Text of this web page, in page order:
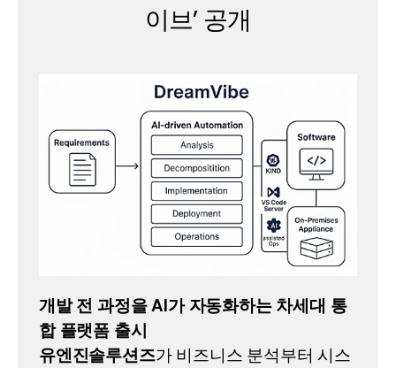
이브’ 공개
개발 전 과정을 AI가 자동화하는 차세대 통
합 플랫폼 출시
유엔진솔루션즈가 비즈니스 분석부터 시스